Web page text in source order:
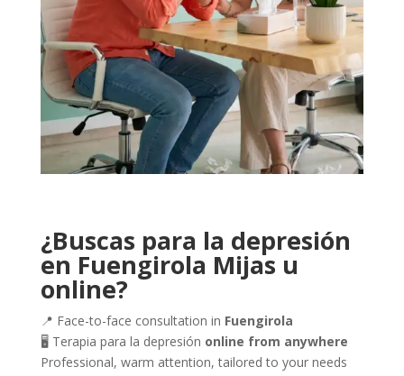
¿Buscas para la depresión
en Fuengirola Mijas u
online?
📍 Face-to-face consultation in Fuengirola
🖥️ Terapia para la depresión online from anywhere
Professional, warm attention, tailored to your needs